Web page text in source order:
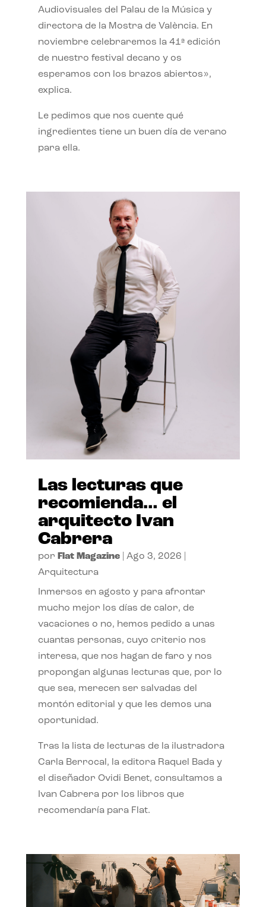
Audiovisuales del Palau de la Música y
directora de la Mostra de València. En
noviembre celebraremos la 41ª edición
de nuestro festival decano y os
esperamos con los brazos abiertos»,
explica.
Le pedimos que nos cuente qué
ingredientes tiene un buen día de verano
para ella.
Las lecturas que
recomienda… el
arquitecto Ivan
Cabrera
por Flat Magazine| Ago 3, 2026
Arquitectura
Inmersos en agosto y para afrontar
mucho mejor los días de calor, de
vacaciones o no, hemos pedido a unas
cuantas personas, cuyo criterio nos
interesa, que nos hagan de faro y nos
propongan algunas lecturas que, por lo
que sea, merecen ser salvadas del
montón editorial y que les demos una
oportunidad.
Tras la lista de lecturas de la ilustradora
Carla Berrocal, la editora Raquel Bada y
el diseñador Ovidi Benet, consultamos a
Ivan Cabrera por los libros que
recomendaría para Flat.